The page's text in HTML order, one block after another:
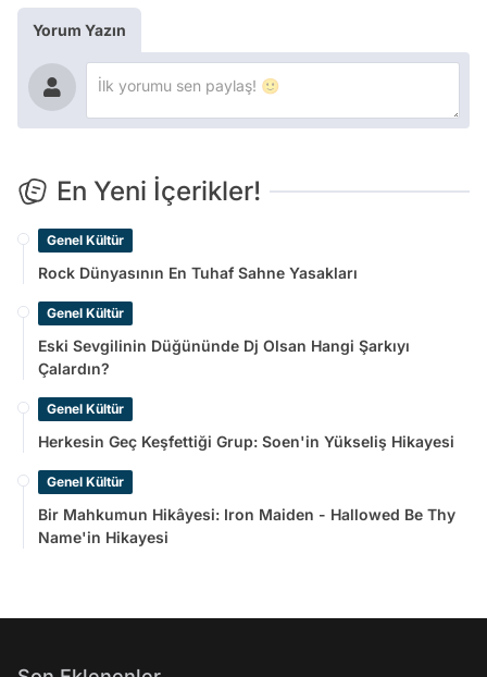
Yorum Yazın
En Yeni İçerikler!
Genel Kültür
Rock Dünyasının En Tuhaf Sahne Yasakları
Genel Kültür
Eski Sevgilinin Düğününde Dj Olsan Hangi Şarkıyı
Çalardın?
Genel Kültür
Herkesin Geç Keşfettiği Grup: Soen'in Yükseliş Hikayesi
Genel Kültür
Bir Mahkumun Hikâyesi: Iron Maiden - Hallowed Be Thy
Name'in Hikayesi